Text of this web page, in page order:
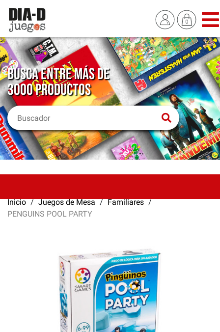
BUSCA ENTRE MÁS DE
3000 PRODUCTOS
Inicio Juegos de Mesa
Familiares
PENGUINS POOL PARTY